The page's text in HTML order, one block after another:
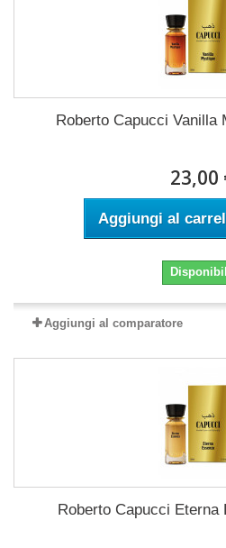
Roberto Capucci Vanilla
23,00
Aggiungi al
Aggiungi al comparatore
Roberto Capucci Eterna